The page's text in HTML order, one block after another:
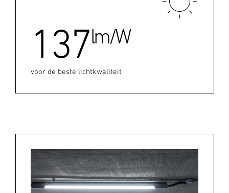
137lm/W
voor de beste lichtkwaliteit